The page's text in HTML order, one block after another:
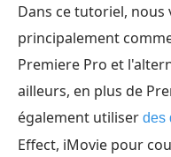
Dans ce tutoriel, nous
principalement
Premiere Pro et
ailleurs, en plus de
également utiliser des
Effect, iMovie pour